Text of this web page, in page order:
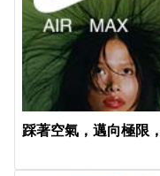
踩著空氣，邁向極限